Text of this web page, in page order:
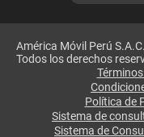
América Móvil Perú
Todos los derechos
Política de
Sistema de
Sistema de